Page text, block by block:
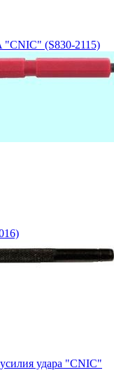
"CNIC" (S830-2115)
удара "CNIC"